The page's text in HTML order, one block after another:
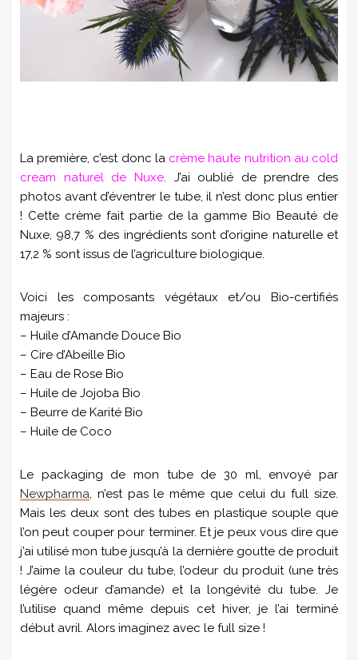
La première, c’est donc la crème haute nutrition au cold
cream naturel de Nuxe. J’ai oublié de prendre des
photos avant d’éventrer le tube, il n’est donc plus entier
! Cette crème fait partie de la gamme Bio Beauté de
Nuxe, 98,7 % des ingrédients sont d’origine naturelle et
17,2 % sont issus de l’agriculture biologique.
Voici les composants végétaux et/ou Bio-certifiés
majeurs :
– Huile d’Amande Douce Bio
– Cire d’Abeille Bio
– Eau de Rose Bio
– Huile de Jojoba Bio
– Beurre de Karité Bio
– Huile de Coco
Le packaging de mon tube de 30 ml, envoyé par
Newpharma , n’est pas le même que celui du full size.
Mais les deux sont des tubes en plastique souple que
l’on peut couper pour terminer. Et je peux vous dire que
j’ai utilisé mon tube jusqu’à la dernière goutte de produit
! J’aime la couleur du tube, l’odeur du produit (une très
légère odeur d’amande) et la longévité du tube. Je
l’utilise quand même depuis cet hiver, je l’ai terminé
début avril. Alors imaginez avec le full size !